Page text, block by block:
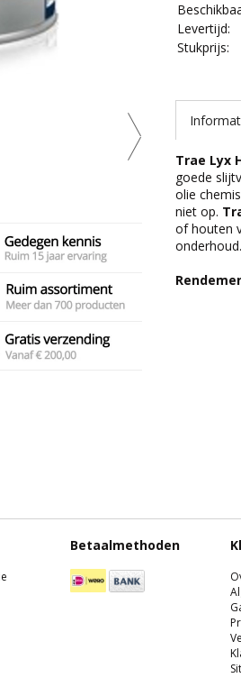
Levertijd:
Stukprijs:
Trae Lyx
goede
olie
niet op.
of houten
onderhoud.
Betaalmethoden